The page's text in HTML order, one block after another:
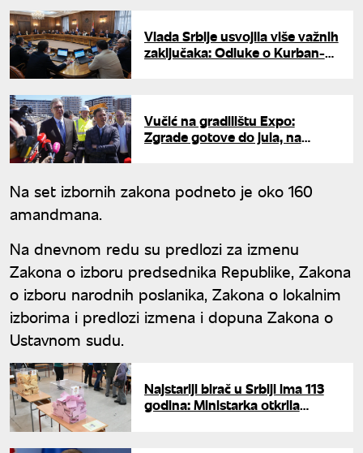
Vlada Srbije usvojila više važnih
zaključaka: Odluke o Kurban-
Vučić na gradilištu Expo:
Zgrade gotove do jula, na
Na set izbornih zakona podneto je oko 160
amandmana.
Na dnevnom redu su predlozi za izmenu
Zakona o izboru predsednika Republike, Zakona
o izboru narodnih poslanika, Zakona o lokalnim
izborima i predlozi izmena i dopuna Zakona o
Ustavnom sudu.
Najstariji birač u Srbiji ima 113
godina: Ministarka otkrila